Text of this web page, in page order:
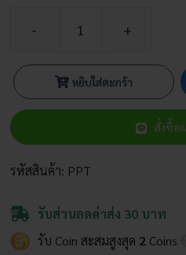
จำนวน
รอง
เท
ล่อน
ชิ้น
หยิบใส่ตะกร้า
สั่งซื้อ
รหัสสินค้า: PPT
รับส่วนลดค่าส่ง 30 บาท
รับ Coin สะสมสูงสุด 2 Coins